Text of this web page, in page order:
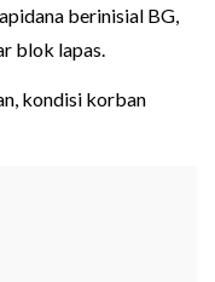
berinisial BG,
blok lapas.
kondisi korban